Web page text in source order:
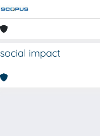
social impact